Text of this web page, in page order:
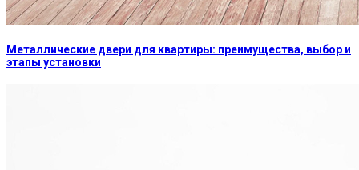
Металлические двери для квартиры: преимущества, выбор и
этапы установки